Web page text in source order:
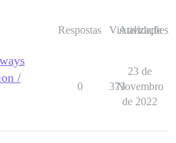
Respostas Visualizações
Atividade
/
0 373
23 de
Novembro
de 2022